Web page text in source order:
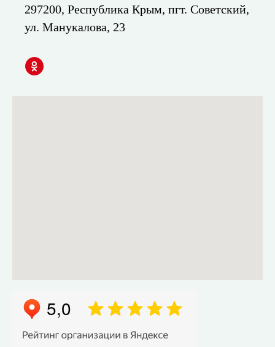
297200, Республика Крым, пгт. Советский,
ул. Манукалова, 23